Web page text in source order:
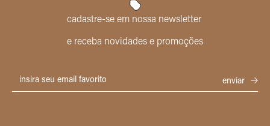
cadastre-se em nossa newsletter
e receba novidades e promoções